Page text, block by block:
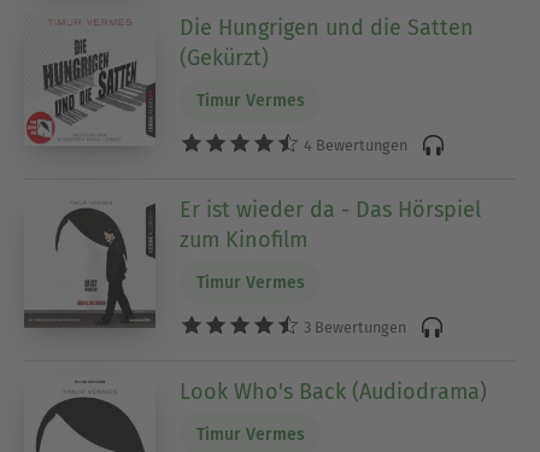
Die Hungrigen und die Satten
(Gekürzt)
Timur Vermes
4 Bewertungen
Er ist wieder da - Das Hörspiel
zum Kinofilm
Timur Vermes
3 Bewertungen
Look Who's Back (Audiodrama)
Timur Vermes